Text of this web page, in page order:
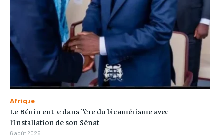
Afrique
Le Bénin entre dans l’ère du bicamérisme avec
l’installation de son Sénat
6 août 2026